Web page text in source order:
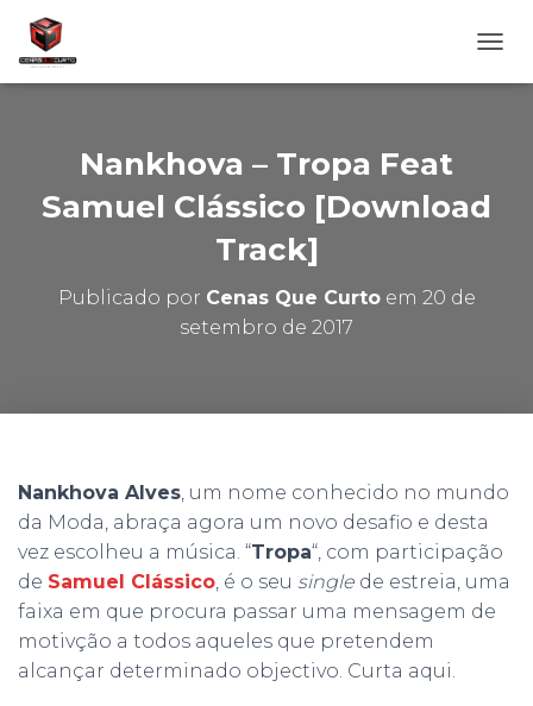
L
Nankhova – Tropa Feat
Samuel Clássico [Download
Track]
Publicado por Cenas Que Curtoem 20 de
setembro de 2017
Nankhova Alves, um nome conhecido no mundo
da Moda, abraça agora um novo desafio e desta
vez escolheu a música. “Tropa“, com participação
de Samuel Clássico, é o seu single de estreia, uma
faixa em que procura passar uma mensagem de
motivção a todos aqueles que pretendem
alcançar determinado objectivo. Curta aqui.